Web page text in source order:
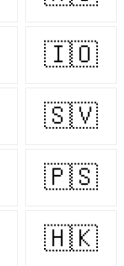
🇮🇴
🇸🇻
🇵🇸
🇭🇰